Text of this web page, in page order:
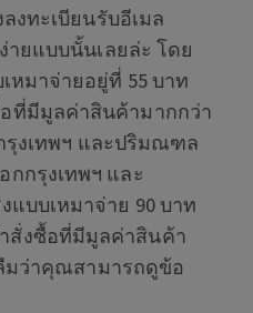
งทะเบียนรับอีเมล
ายแบบนั้นเลยล่ะ โดย
หมาจ่ายอยู่ที่ 55 บาท
ที่มีมูลค่าสินค้ามากกว่า
รุงเทพฯ และปริมณฑล
กรุงเทพฯ และ
บบเหมาจ่าย 90 บาท
สั่งซื้อที่มีมูลค่าสินค้า
มว่าคุณสามารถดูข้อ